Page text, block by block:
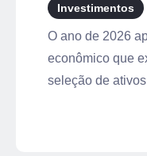
Investimentos
O ano de 2026
econômico que
seleção de ativos